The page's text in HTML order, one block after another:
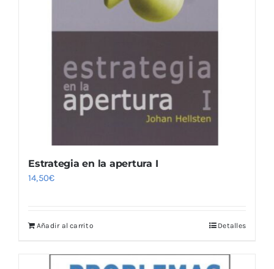
Estrategia en la apertura I
14,50€
Añadir al carrito Detalles